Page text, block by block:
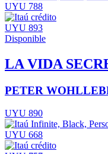
UYU 788
UYU 893
Disponible
LA VIDA
PETER
UYU 890
UYU 668